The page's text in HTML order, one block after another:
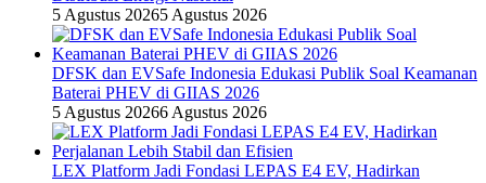
5 Agustus 20265 Agustus 2026
DFSK dan EVSafe Indonesia Edukasi Publik Soal Keamanan
Baterai PHEV di GIIAS 2026
5 Agustus 20266 Agustus 2026
LEX Platform Jadi Fondasi LEPAS E4 EV, Hadirkan